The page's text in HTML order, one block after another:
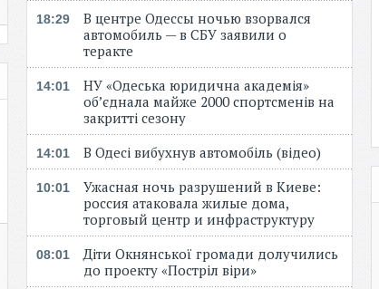
18:29
В центре Одессы ночью взорвался
автомобиль — в СБУ заявили о
теракте
14:01
НУ «Одеська юридична академія»
об’єднала майже 2000 спортсменів на
закритті сезону
14:01 В Одесі вибухнув автомобіль (відео)
10:01
Ужасная ночь разрушений в Киеве:
россия атаковала жилые дома,
торговый центр и инфраструктуру
08:01
Діти Окнянської громади долучились
до проекту «Постріл віри»